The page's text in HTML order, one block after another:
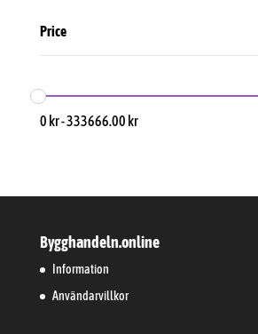
Price
0 kr-333666.00 kr
Bygghandeln.online
Information
Användarvillkor